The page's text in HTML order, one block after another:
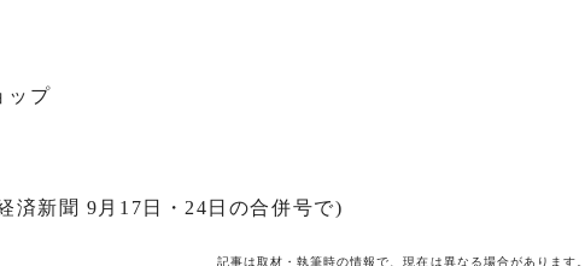
ップ
済新聞 9月17日・24日の合併号で)
記事は取材・執筆時の情報で、現在は異なる場合があります。